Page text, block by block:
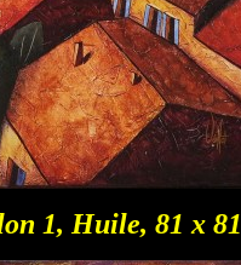
1, Huile, 81 x 81